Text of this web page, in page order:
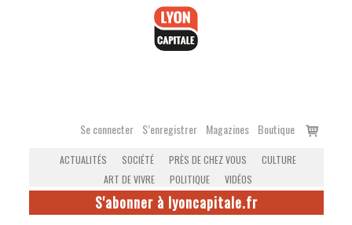
Se connecter S’enregistrer Magazines Boutique
Voir
ACTUALITÉS SOCIÉTÉ PRÈS DE CHEZ VOUS
CULTURE
ART DE VIVRE
POLITIQUE VIDÉOS
S'abonner à lyoncapitale.fr